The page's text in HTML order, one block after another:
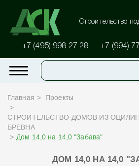
Строительство
+7 (495) 998 27 28 +7 (994)
Главная Проекты
СТРОИТЕЛЬСТВО ДОМОВ ИЗ
БРЕВНА
Дом 14,0 на 14,0 "Забава"
ДОМ 14,0 НА 14,0